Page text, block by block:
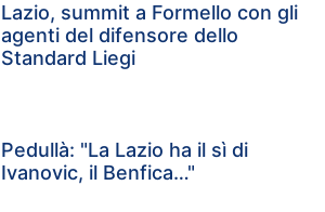
Lazio, summit a Formello con gli
agenti del difensore dello
Standard Liegi
Pedullà: "La Lazio ha il sì di
Ivanovic, il Benfica…"